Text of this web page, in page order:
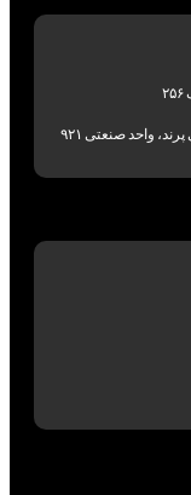
واحد صنعتی ۹۲۱